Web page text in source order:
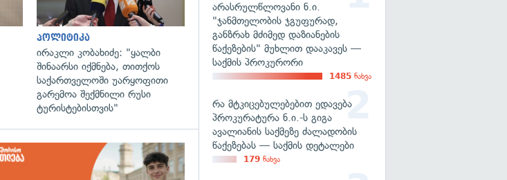
პოლიტიკა
ირაკლი კობახიძე: "ყალბი
შინაარსი იქმნება, თითქოს
საქართველოში უარყოფითი
გარემოა შექმნილი რუსი
ტურისტებისთვის"
არასრულწლოვანი ნ.ი.
"ჯანმთელობის ჯგუფურად,
განზრახ მძიმედ დაზიანების
წაქეზების" მუხლით დააკავეს —
საქმის პროკურორი
1485 ნახვა
რა მტკიცებულებებით ედავება
პროკურატურა ნ.ი.-ს გიგა
ავალიანის საქმეზე ძალადობის
წაქეზებას — საქმის დეტალები
179 ნახვა